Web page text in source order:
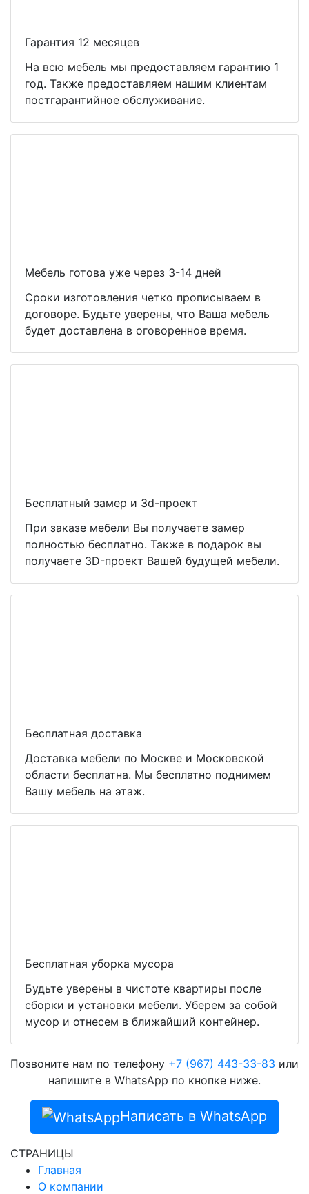
Гарантия 12 месяцев
На всю мебель мы предоставляем гарантию 1
год. Также предоставляем нашим клиентам
постгарантийное обслуживание.
Мебель готова уже через 3-14 дней
Сроки изготовления четко прописываем в
договоре. Будьте уверены, что Ваша мебель
будет доставлена в оговоренное время.
Бесплатный замер и 3d-проект
При заказе мебели Вы получаете замер
полностью бесплатно. Также в подарок вы
получаете 3D-проект Вашей будущей мебели.
Бесплатная доставка
Доставка мебели по Москве и Московской
области бесплатна. Мы бесплатно поднимем
Вашу мебель на этаж.
Бесплатная уборка мусора
Будьте уверены в чистоте квартиры после
сборки и установки мебели. Уберем за собой
мусор и отнесем в ближайший контейнер.
Позвоните нам по телефону +7 (967) 443-33-83 или
напишите в WhatsApp по кнопке ниже.
Написать в WhatsApp
СТРАНИЦЫ
Главная
О компании